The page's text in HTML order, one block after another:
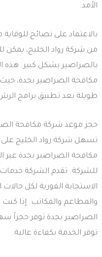
الأمد.
بالاعتماد على نصائح
من شركة رواد الخليج، يمكن
بالصراصير بشكل كبير. هذه
مكافحة الصراصير بجدة،
طويلة بعد تطبيق برامج الرش
حجز موعد شركة مكافحة
تسهل شركة رواد الخليج
مكافحة الصراصير بجدة عبر
للشركة. تقدم الشركة
الاستجابة الفورية لكل
والمطاعم والمكاتب. إذا
الصراصير بجدة توفر حجزاً
توفر الخدمة بكفاءة عالية.